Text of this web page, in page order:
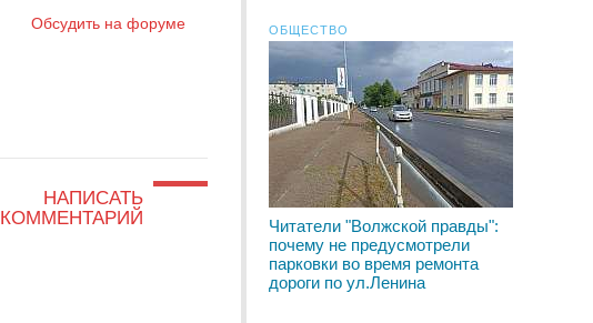
Обсудить на форуме
НАПИСАТЬ
КОММЕНТАРИЙ
ОБЩЕСТВО
Читатели "Волжской правды":
почему не предусмотрели
парковки во время ремонта
дороги по ул.Ленина